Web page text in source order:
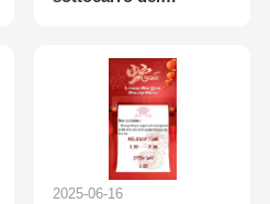
2025-06-16